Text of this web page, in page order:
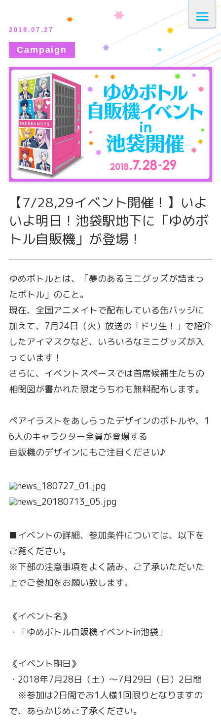
2018.07.27
【7/28,29イベント開催！】いよ
いよ明日！池袋駅地下に「ゆめボ
トル自販機」が登場！
ゆめボトルとは、「夢のあるミニグッズが詰まっ
たボトル」のこと。
現在、全国アニメイトで配布している缶バッジに
加えて、7月24日（火）放送の「ドリ生！」で紹介
したアイマスクなど、いろいろなミニグッズが入
っています！
さらに、イベントスペースでは首席候補生たちの
相関図が書かれた限定うちわも無料配布します。
ペアイラストをあしらったデザインのボトルや、1
6人のキャラクター全員が登場する
自販機のデザインにもご注目ください♪
■イベントの詳細、参加条件については、以下を
ご覧ください。
※下部の注意事項をよく読み、ご了承いただいた
上でご参加をお願い致します。
《イベント名》
・「ゆめボトル自販機イベントin池袋」
《イベント期日》
・2018年7月28日（土）～7月29日（日）2日間
※参加は2日間でお1人様1回限りとなりますの
で、あらかじめご了承ください。